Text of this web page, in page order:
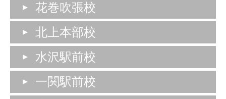
花巻吹張校
北上本部校
水沢駅前校
一関駅前校